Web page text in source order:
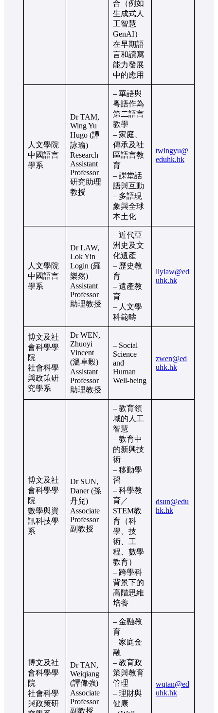
合（例如
生成式人
工智慧
GenAI）
在早期語
言和讀寫
能力發展
中的應用
人文學院
中國語言
學系
Dr TAM,
Wing Yu
Hugo (譚
詠瑜)
Research
Assistant
Professor
研究助理
教授
– 華語與
粵語作為
第二語言
教學
– 家庭、
傳承及社
區語言教
育
– 課堂話
語與互動
– 多語現
象與全球
本土化
twingyu@
eduhk.hk
人文學院
中國語言
學系
Dr LAW,
Lok Yin
Login (羅
樂然)
Assistant
Professor
助理教授
– 近代亞
洲史及文
化遺產
– 歷史教
育
– 遺產教
育
– 人文學
科範疇
llylaw@ed
uhk.hk
博文及社
會科學學
院
社會科學
與政策研
究學系
Dr WEN,
Zhuoyi
Vincent
(溫卓毅)
Assistant
Professor
助理教授
– Social
Science
and
Human
Well-being
zwen@ed
uhk.hk
博文及社
會科學學
院
數學與資
訊科技學
系
Dr SUN,
Daner (孫
丹兒)
Associate
Professor
副教授
– 教育領
域的人工
智慧
– 教育中
的新興技
術
– 移動學
習
– 科學教
育／
STEM教
育（科
學、技
術、工
程、數學
教育）
– 跨學科
背景下的
高階思維
培養
dsun@edu
hk.hk
博文及社
會科學學
院
社會科學
與政策研
Dr TAN,
Weiqiang
(譚偉強)
Associate
Professor
副教授
– 金融教
育
– 家庭金
融
– 教育政
策與教育
管理
– 理財與
健康
wqtan@ed
uhk.hk